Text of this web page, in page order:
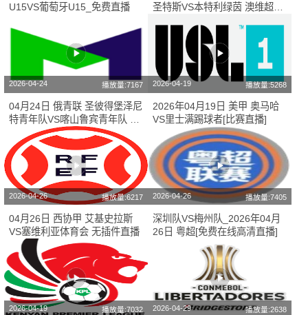
U15VS葡萄牙U15_免费直播
圣特斯VS本特利绿茵 澳维超直
2026-04-24 播放量:7167
04月24日 俄青联 圣彼得堡泽尼
特青年队VS喀山鲁宾青年队 高
清直播
2026-04-19 播放量:5268
2026年04月19日 美甲 奥马哈
VS里士满踢球者[比赛直播]
2026-04-26 播放量:6217
04月26日 西协甲 艾基史拉斯
VS塞维利亚体育会 无插件直播
2026-04-26 播放量:7405
深圳队VS梅州队_2026年04月
26日 粤超[免费在线高清直播]
2026-04-19 播放量:7032 2026-04-29 播放量:2638